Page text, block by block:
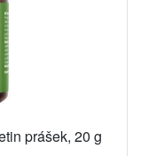
prášek, 20 g